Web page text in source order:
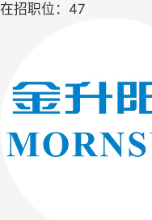
在招职位：47